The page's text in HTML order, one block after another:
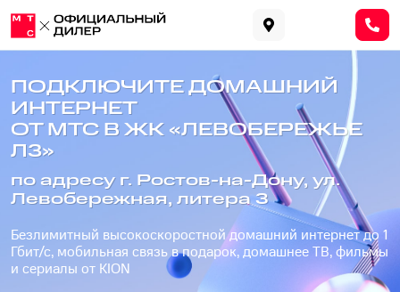
ПОДКЛЮЧИТЕ ДОМАШНИЙ
ИНТЕРНЕТ
ОТ МТС В ЖК «ЛЕВОБЕРЕЖЬЕ
Л3»
по адресу г. Ростов-на-Дону, ул.
Левобережная, литера 3
Безлимитный высокоскоростной домашний интернет до 1
Гбит/с, мобильная связь в подарок, домашнее ТВ, фильмы
и сериалы от KION